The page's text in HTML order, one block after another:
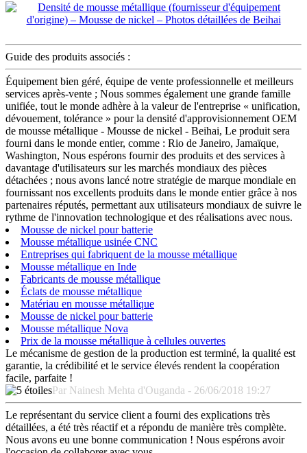
Guide des produits associés :
Équipement bien géré, équipe de vente professionnelle et meilleurs
services après-vente ; Nous sommes également une grande famille
unifiée, tout le monde adhère à la valeur de l'entreprise « unification,
dévouement, tolérance » pour la densité d'approvisionnement OEM
de mousse métallique - Mousse de nickel - Beihai, Le produit sera
fourni dans le monde entier, comme : Rio de Janeiro, Jamaïque,
Washington, Nous espérons fournir des produits et des services à
davantage d'utilisateurs sur les marchés mondiaux des pièces
détachées ; nous avons lancé notre stratégie de marque mondiale en
fournissant nos excellents produits dans le monde entier grâce à nos
partenaires réputés, permettant aux utilisateurs mondiaux de suivre le
rythme de l'innovation technologique et des réalisations avec nous.
Mousse de nickel pour batterie
Mousse métallique usinée CNC
Entreprises qui fabriquent de la mousse métallique
Mousse métallique en Inde
Fabricants de mousse métallique
Éclats de mousse métallique
Matériau en mousse métallique
Mousse de nickel pour batterie
Mousse métallique Nova
Prix ​​de la mousse métallique à cellules ouvertes
Le mécanisme de gestion de la production est terminé, la qualité est
garantie, la crédibilité et le service élevés rendent la coopération
facile, parfaite !
Par Nainesh Mehta d'Ouganda - 26/06/2018 19:27
Le représentant du service client a fourni des explications très
détaillées, a été très réactif et a répondu de manière très complète.
Nous avons eu une bonne communication ! Nous espérons avoir